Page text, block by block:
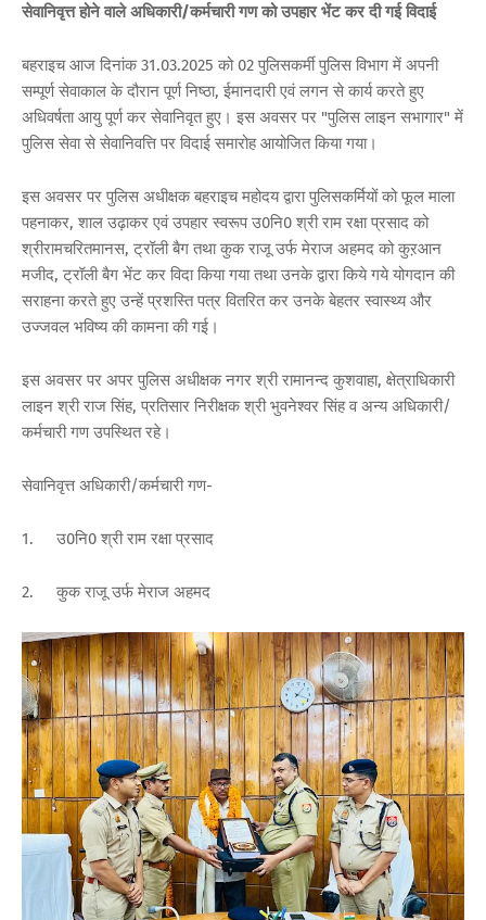
सेवानिवृत्त होने वाले अधिकारी/कर्मचारी गण को उपहार भेंट कर दी गई विदाई
बहराइच आज दिनांक 31.03.2025 को 02 पुलिसकर्मी पुलिस विभाग में अपनी
सम्पूर्ण सेवाकाल के दौरान पूर्ण निष्ठा, ईमानदारी एवं लगन से कार्य करते हुए
अधिवर्षता आयु पूर्ण कर सेवानिवृत हुए। इस अवसर पर "पुलिस लाइन सभागार" में
पुलिस सेवा से सेवानिवत्ति पर विदाई समारोह आयोजित किया गया।
इस अवसर पर पुलिस अधीक्षक बहराइच महोदय द्वारा पुलिसकर्मियों को फूल माला
पहनाकर, शाल उढ़ाकर एवं उपहार स्वरूप उ0नि0 श्री राम रक्षा प्रसाद को
श्रीरामचरितमानस, ट्रॉली बैग तथा कुक राजू उर्फ मेराज अहमद को कुऱआन
मजीद, ट्रॉली बैग भेंट कर विदा किया गया तथा उनके द्वारा किये गये योगदान की
सराहना करते हुए उन्हें प्रशस्ति पत्र वितरित कर उनके बेहतर स्वास्थ्य और
उज्जवल भविष्य की कामना की गई।
इस अवसर पर अपर पुलिस अधीक्षक नगर श्री रामानन्द कुशवाहा, क्षेत्राधिकारी
लाइन श्री राज सिंह, प्रतिसार निरीक्षक श्री भुवनेश्वर सिंह व अन्य अधिकारी/
कर्मचारी गण उपस्थित रहे।
सेवानिवृत्त अधिकारी/कर्मचारी गण-
1. उ0नि0 श्री राम रक्षा प्रसाद
2. कुक राजू उर्फ मेराज अहमद